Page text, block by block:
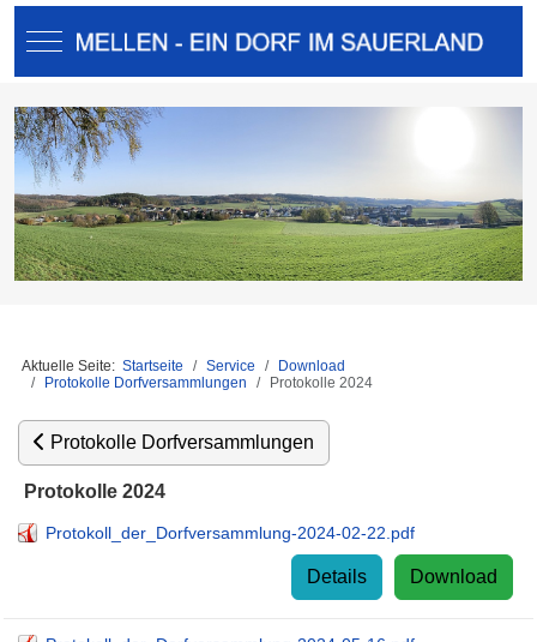
Mobile Menu Toggle
Aktuelle Seite: Startseite Service
Download
Protokolle Dorfversammlungen
Protokolle 2024
Protokolle Dorfversammlungen
Protokolle 2024
Protokoll_der_Dorfversammlung-2024-02-22.pdf
Download
Details